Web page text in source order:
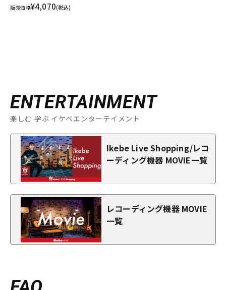
販売価格¥4,070(税込)
ENTERTAINMENT
楽しむ 学ぶ イケベエンターテイメント
Ikebe Live Shopping/レコ
ーディング機器 MOVIE一覧
レコーディング機器 MOVIE
一覧